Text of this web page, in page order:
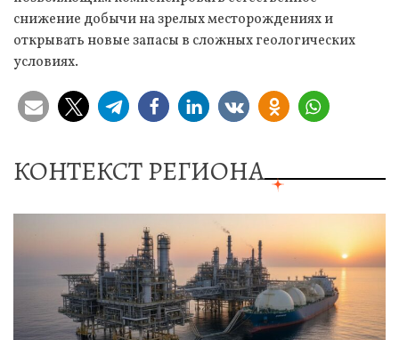
снижение добычи на зрелых месторождениях и
открывать новые запасы в сложных геологических
условиях.
КОНТЕКСТ РЕГИОНА